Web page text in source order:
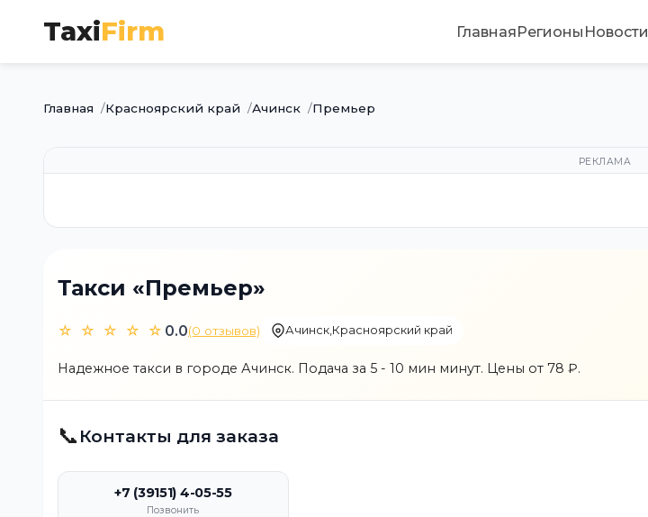
TaxiFirm ГлавнаяРегионы Новости
Главная Красноярский край Ачинск Премьер
РЕКЛАМА
Такси «Премьер»
☆ ☆ ☆ ☆ ☆ 0.0(0 отзывов) Ачинск,Красноярский край
Надежное такси в городе Ачинск. Подача за 5 - 10 мин минут. Цены от 78 ₽.
📞 Контакты для заказа
+7 (39151) 4-05-55
Позвонить